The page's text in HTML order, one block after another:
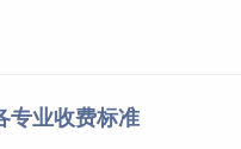
专业收费标准